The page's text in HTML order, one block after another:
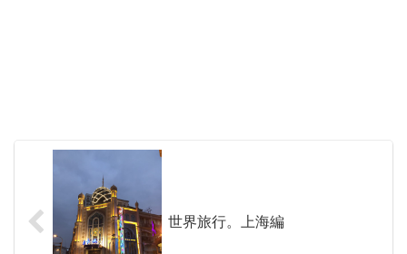
世界旅行。上海編